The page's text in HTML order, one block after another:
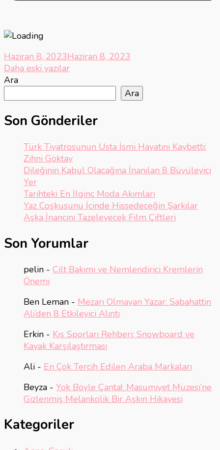
Haziran 8, 2023Haziran 8, 2023
Yazı
gezinmesi
Daha eski yazılar
Ara
Ara
Son Gönderiler
Türk Tiyatrosunun Usta İsmi Hayatını Kaybetti:
Zihni Göktay
Dileğinin Kabul Olacağına İnanılan 8 Büyüleyici
Yer
Tarihteki En İlginç Moda Akımları
Yaz Coşkusunu İçinde Hissedeceğin Şarkılar
Aşka İnancını Tazeleyecek Film Çiftleri
Son Yorumlar
pelin - Cilt Bakımı ve Nemlendirici Kremlerin
Önemi
Ben Leman - Mezarı Olmayan Yazar: Sabahattin
Ali’den 8 Etkileyici Alıntı
Erkin - Kış Sporları Rehberi: Snowboard ve
Kayak Karşılaştırması
Ali - En Çok Tercih Edilen Araba Markaları
Beyza - Yok Böyle Çanta!: Masumiyet Müzesi’ne
Gizlenmiş Melankolik Bir Aşkın Hikayesi
Kategoriler